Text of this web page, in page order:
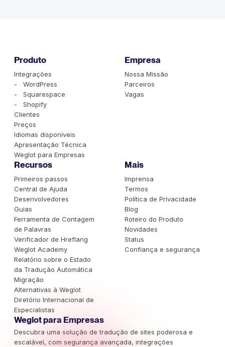
Produto
Integrações
- WordPress
- Squarespace
- Shopify
Clientes
Preços
Idiomas disponíveis
Apresentação Técnica
Weglot para Empresas
Empresa
Nossa Missão
Parceiros
Vagas
Recursos
Primeiros passos
Central de Ajuda
Desenvolvedores
Guias
Ferramenta de Contagem
de Palavras
Verificador de Hreflang
Weglot Academy
Relatório sobre o Estado
da Tradução Automática
Migração
Alternativas à Weglot
Diretório Internacional de
Especialistas
Mais
Imprensa
Termos
Política de Privacidade
Blog
Roteiro do Produto
Novidades
Status
Confiança e segurança
Weglot para Empresas
Descubra uma solução de tradução de sites poderosa e
escalável, com segurança avançada, integrações